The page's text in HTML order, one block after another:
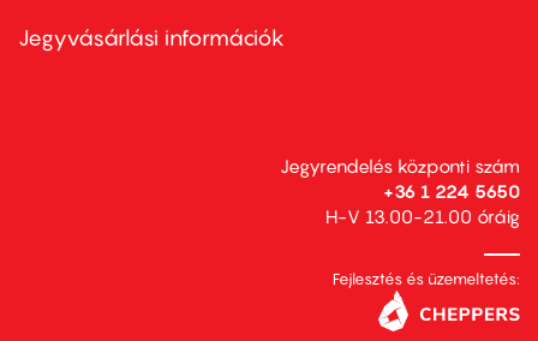
second
Jegyvásárlási információk
Jegyrendelés központi szám
+36 1 224 5650
H-V 13.00-21.00 óráig
Fejlesztés és üzemeltetés: